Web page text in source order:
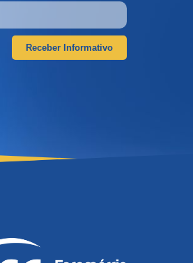
Receber Informativo